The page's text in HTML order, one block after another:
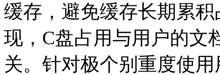
缓存，避免缓存长期累
现，C盘占用与用户的文
关。针对极个别重度使